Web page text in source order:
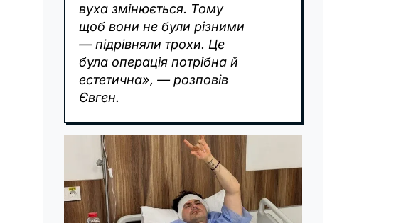
вуха змінюється. Тому
щоб вони не були різними
— підрівняли трохи. Це
була операція потрібна й
естетична», — розповів
Євген.